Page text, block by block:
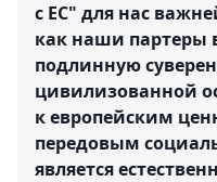
с ЕС" для нас
как наши партеры
подлинную
цивилизованной
к европейским
передовым
является